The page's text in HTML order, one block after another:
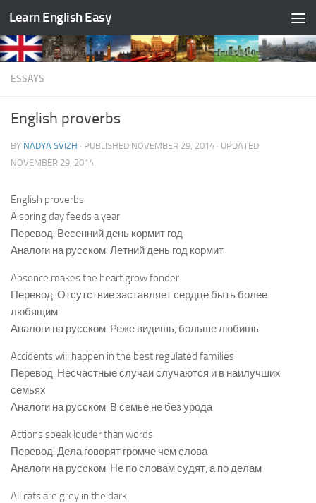
Skip to content
Learn English Easy
ESSAYS
English proverbs
BY NADYA SVIZH · PUBLISHED NOVEMBER 29, 2014 · UPDATED
NOVEMBER 29, 2014
English proverbs
A spring day feeds a year
Перевод: Весенний день кормит год
Аналоги на русском: Летний день год кормит
Absence makes the heart grow fonder
Перевод: Отсутствие заставляет сердце быть более
любящим
Аналоги на русском: Реже видишь, больше любишь
Accidents will happen in the best regulated families
Перевод: Несчастные случаи случаются и в наилучших
семьях
Аналоги на русском: В семье не без урода
Actions speak louder than words
Перевод: Дела говорят громче чем слова
Аналоги на русском: Не по словам судят, а по делам
All cats are grey in the dark